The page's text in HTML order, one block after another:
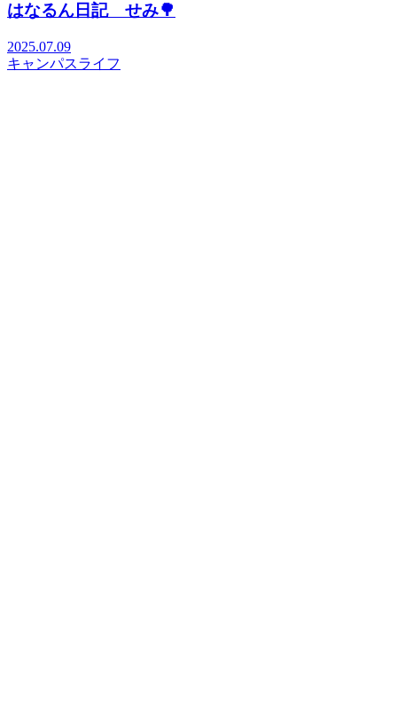
はなるん日記 せみ🌳
2025.07.09
キャンパスライフ